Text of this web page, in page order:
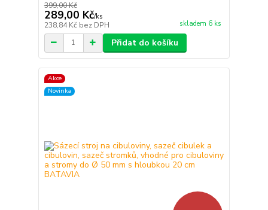
399,00 Kč
289,00 Kč/ks
238,84 Kč bez DPH skladem 6 ks
Přidat do košíku
Akce
Novinka